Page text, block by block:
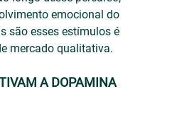
emocional do
são esses estímulos é
mercado qualitativa.
A DOPAMINA